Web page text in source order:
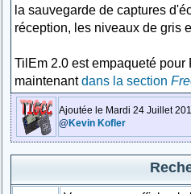
la sauvegarde de captures
réception, les niveaux de gris
TilEm 2.0 est empaqueté
maintenantdans la section
Ajoutée le Mardi 24 Juillet
@ Kevin Kofler